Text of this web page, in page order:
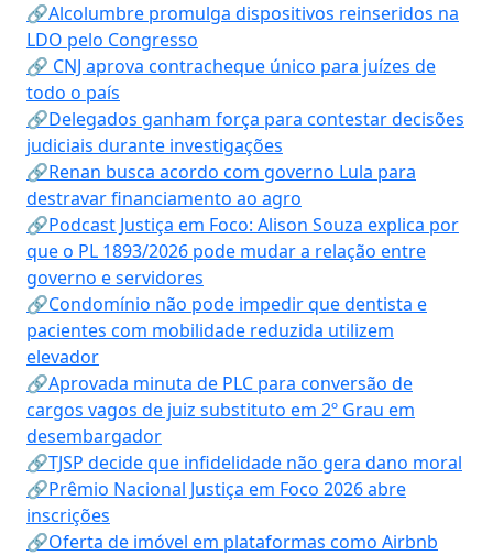
🔗Alcolumbre promulga dispositivos reinseridos na
LDO pelo Congresso
🔗 CNJ aprova contracheque único para juízes de
todo o país
🔗Delegados ganham força para contestar decisões
judiciais durante investigações
🔗Renan busca acordo com governo Lula para
destravar financiamento ao agro
🔗Podcast Justiça em Foco: Alison Souza explica por
que o PL 1893/2026 pode mudar a relação entre
governo e servidores
🔗Condomínio não pode impedir que dentista e
pacientes com mobilidade reduzida utilizem
elevador
🔗Aprovada minuta de PLC para conversão de
cargos vagos de juiz substituto em 2º Grau em
desembargador
🔗TJSP decide que infidelidade não gera dano moral
🔗Prêmio Nacional Justiça em Foco 2026 abre
inscrições
🔗Oferta de imóvel em plataformas como Airbnb